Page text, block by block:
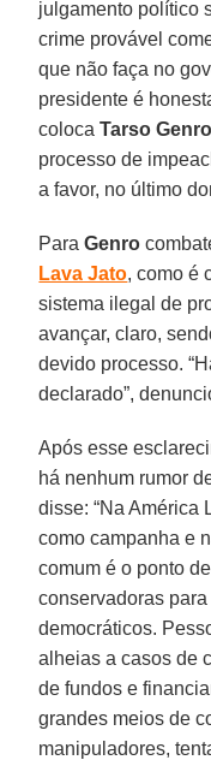
julgamento político
crime provável
que não faça no
presidente é
colocaTarso Genro
processo de
a favor, no último
ParaGenro
Lava Jato, como é
sistema ilegal de
avançar, claro,
devido processo.
declarado”,
Após esse
há nenhum rumor
disse: “Na América
como campanha e
comum é o ponto
conservadoras
democráticos.
alheias a casos de
de fundos e
grandes meios de
manipuladores,